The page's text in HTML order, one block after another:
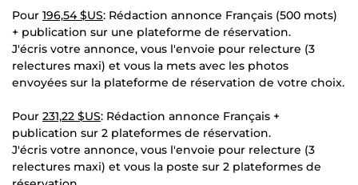
Pour 196,54 $US: Rédaction annonce Français (500 mots)
+ publication sur une plateforme de réservation.
J'écris votre annonce, vous l'envoie pour relecture (3
relectures maxi) et vous la mets avec les photos
envoyées sur la plateforme de réservation de votre choix.
Pour 231,22 $US: Rédaction annonce Français +
publication sur 2 plateformes de réservation.
J'écris votre annonce, vous l'envoie pour relecture (3
relectures maxi) et vous la poste sur 2 plateformes de